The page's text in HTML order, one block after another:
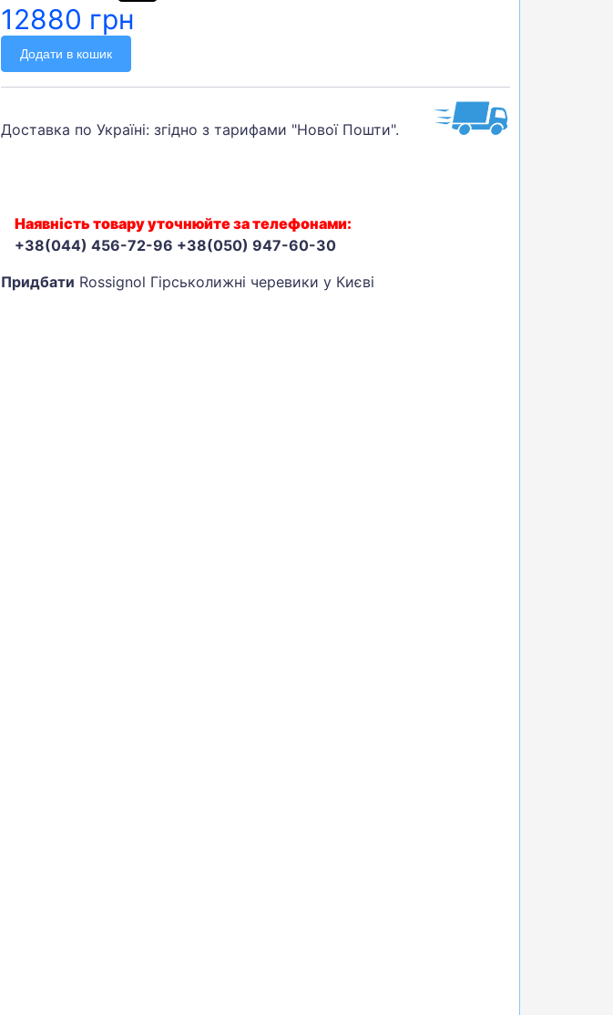
12880 грн
Додати в кошик
Доставка по Україні: згідно з тарифами "Нової Пошти".
Наявність товару уточнюйте за телефонами:
+38(044) 456-72-96 +38(050) 947-60-30
Придбати Rossignol Гірськолижні черевики у Києві